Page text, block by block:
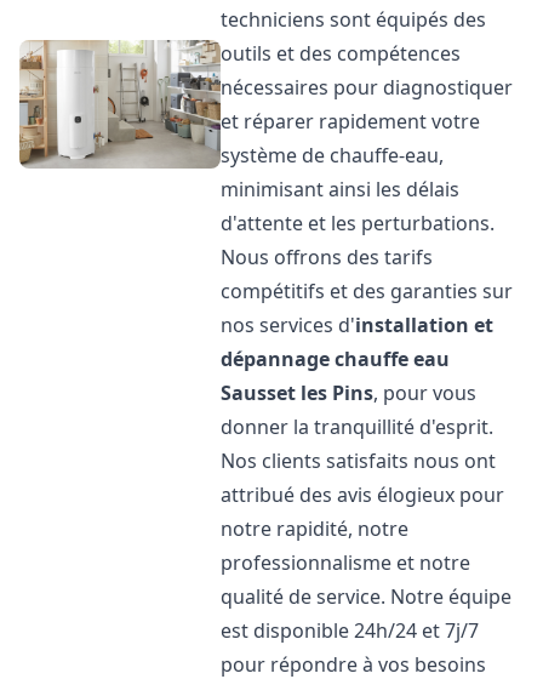
techniciens sont équipés des
outils et des compétences
nécessaires pour diagnostiquer
et réparer rapidement votre
système de chauffe-eau,
minimisant ainsi les délais
d'attente et les perturbations.
Nous offrons des tarifs
compétitifs et des garanties sur
nos services d'installation et
dépannage chauffe eau
Sausset les Pins, pour vous
donner la tranquillité d'esprit.
Nos clients satisfaits nous ont
attribué des avis élogieux pour
notre rapidité, notre
professionnalisme et notre
qualité de service. Notre équipe
est disponible 24h/24 et 7j/7
pour répondre à vos besoins